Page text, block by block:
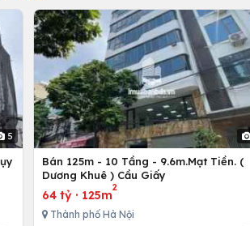
5
Bán 125m - 10 Tầng - 9.6m.Mạt Tiền. (
Dương Khuê ) Cầu Giấy
64 tỷ · 125m
2
Thành phố Hà Nội